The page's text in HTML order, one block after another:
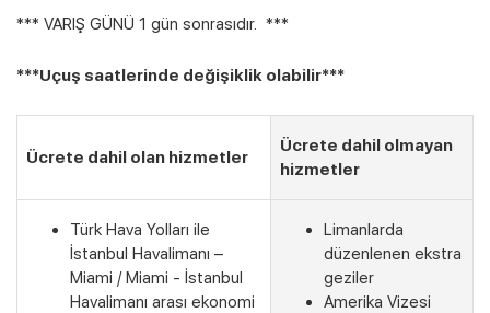
*** VARIŞ GÜNÜ 1 gün sonrasıdır. ***
***Uçuş saatlerinde değişiklik olabilir***
Ücrete dahil olan hizmetler
Ücrete dahil olmayan
hizmetler
Türk Hava Yolları ile
İstanbul Havalimanı –
Miami / Miami - İstanbul
Havalimanı arası ekonomi
Limanlarda
düzenlenen ekstra
geziler
Amerika Vizesi